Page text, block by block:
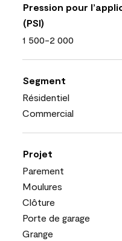
Pression pour
(PSI)
1 500-2 000
Segment
Résidentiel
Commercial
Projet
Parement
Moulures
Clôture
Porte de garage
Grange